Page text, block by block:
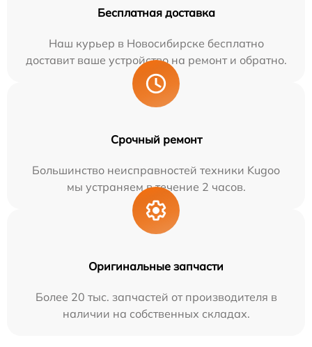
Бесплатная доставка
Наш курьер в Новосибирске бесплатно
доставит ваше устройство на ремонт и обратно.
Срочный ремонт
Большинство неисправностей техники Kugoo
мы устраняем в течение 2 часов.
Оригинальные запчасти
Более 20 тыс. запчастей от производителя в
наличии на собственных складах.